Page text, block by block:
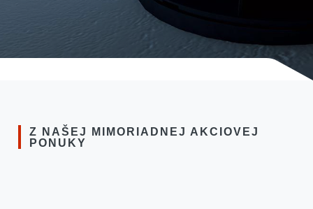
Z NAŠEJ MIMORIADNEJ AKCIOVEJ
PONUKY